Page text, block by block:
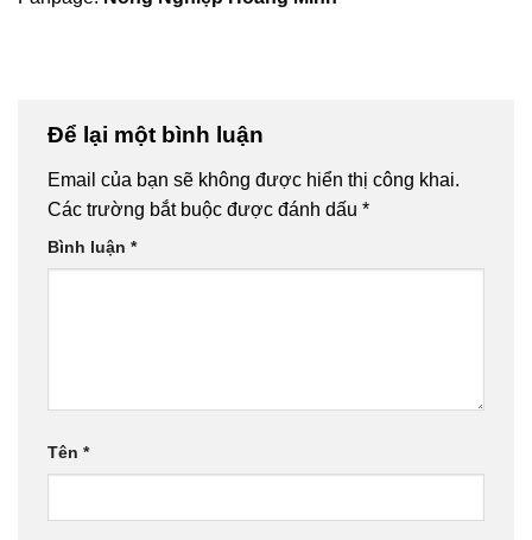
Để lại một bình luận
Email của bạn sẽ không được hiển thị công khai.
Các trường bắt buộc được đánh dấu *
Bình luận *
Tên *